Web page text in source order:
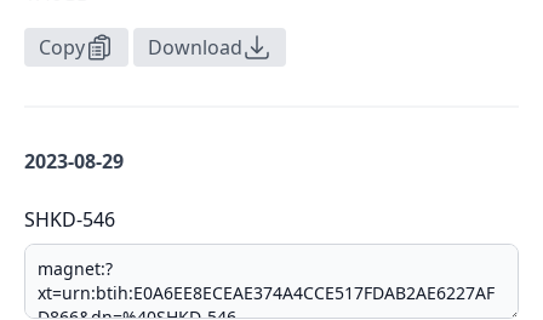
Copy Download
2023-08-29
SHKD-546